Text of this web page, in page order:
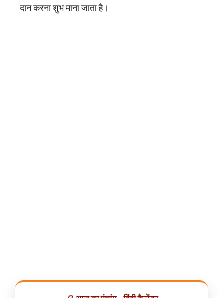
दान करना शुभ माना जाता है।